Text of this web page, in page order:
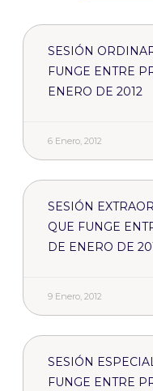
SESIÓN
FUNGE ENTRE
ENERO DE 2012
6 Enero, 2012
SESIÓN
QUE FUNGE
DE ENERO DE
9 Enero, 2012
SESIÓN
FUNGE ENTRE